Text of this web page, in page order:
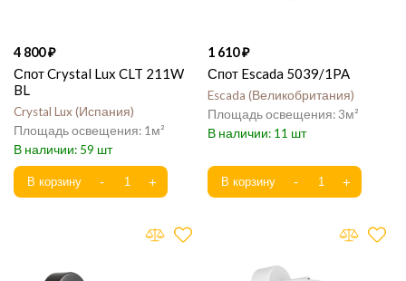
4 800
Спот Crystal Lux CLT 211W
BL
Crystal Lux Испания
1
59
1 610
Спот Escada 5039/1PA
Escada Великобритания
3
11